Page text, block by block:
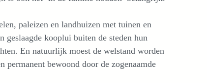
paleizen en landhuizen met tuinen en
geslaagde kooplui buiten de steden hun
En natuurlijk moest de welstand worden
bewoond door de zogenaamde